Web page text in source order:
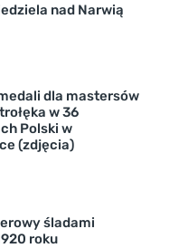
nad Narwią
dla mastersów
w 36
Polski w
(zdjęcia)
śladami
roku